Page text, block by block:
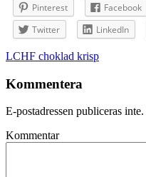
Pinterest Facebook
Twitter
LinkedIn
Inläggsnavigering
LCHF choklad krisp
Kommentera
E-postadressen publiceras inte.
Kommentar